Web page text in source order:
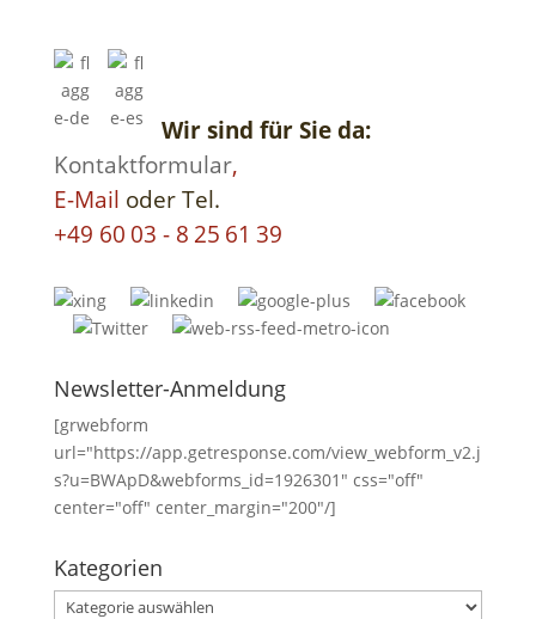
Wir sind für Sie da:
Kontaktformular,
E-Mail oder Tel.
+49 60 03 - 8 25 61 39
Newsletter-Anmeldung
[grwebform
url="https://app.getresponse.com/view_webform_v2.j
s?u=BWApD&webforms_id=1926301" css="off"
center="off" center_margin="200"/]
Kategorien
Kategorien